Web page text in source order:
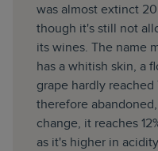
was almost extinct
though it's still not
its wines. The name
has a whitish skin, a
grape hardly reached
therefore
change, it reaches
as it's higher in